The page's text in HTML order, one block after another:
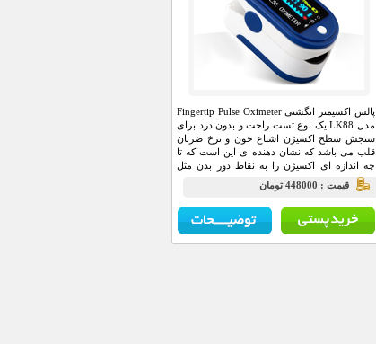
پالس اکسیمتر انگشتی Fingertip Pulse Oximeter
مدل LK88 یک نوع تست راحت و بدون درد برای
سنجش سطح اکسیژن اشباع خون و نرخ ضربان
قلب می باشد که نشان دهنده ی این است که تا
چه اندازه ای اکسیژن را به نقاط دور بدن مثل
دست ها و پا ها می فرستد.
قيمت : 448000 تومان